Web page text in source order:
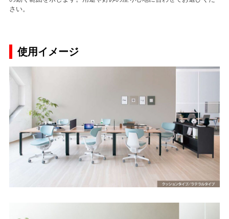
さい。
使用イメージ